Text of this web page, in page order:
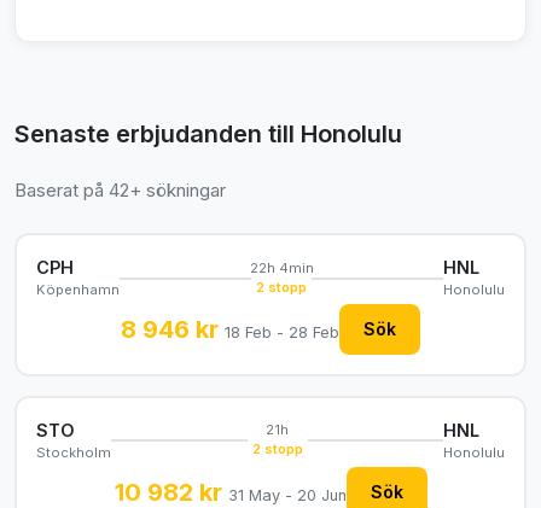
Senaste erbjudanden till Honolulu
Baserat på 42+ sökningar
CPH
Köpenhamn
22h 4min
2 stopp
HNL
Honolulu
8 946 kr 18 Feb - 28 Feb Sök
STO
Stockholm
21h
2 stopp
HNL
Honolulu
10 982 kr 31 May - 20 Jun Sök